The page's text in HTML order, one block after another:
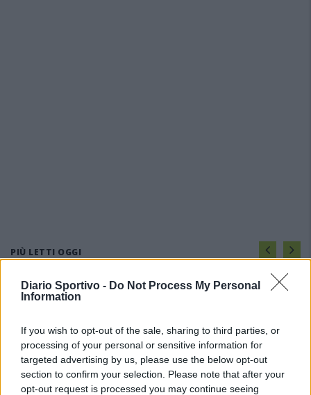
Diario Sportivo - Do Not Process My Personal
Information
If you wish to opt-out of the sale, sharing to third parties, or
processing of your personal or sensitive information for
targeted advertising by us, please use the below opt-out
section to confirm your selection. Please note that after your
opt-out request is processed you may continue seeing
PIÙ LETTI OGGI
Il Latte Dolce prende Dumani dalla Torres,
Mascia, Sorgente, Lopes, Limberti e Cherchi
gli altri acquisti